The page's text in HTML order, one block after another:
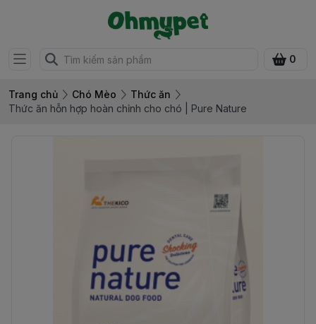
0
Trang chủ Chó Mèo
Thức ăn
Thức ăn hỗn hợp hoàn chỉnh cho chó | Pure Nature